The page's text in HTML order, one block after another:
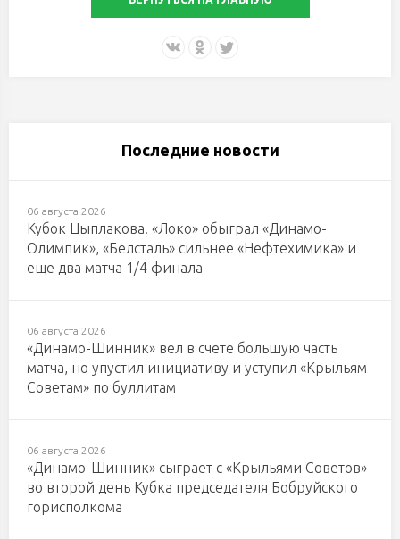
Последние новости
06 августа 2026
Кубок Цыплакова. «Локо» обыграл «Динамо-
Олимпик», «Белсталь» сильнее «Нефтехимика» и
еще два матча 1/4 финала
06 августа 2026
«Динамо-Шинник» вел в счете большую часть
матча, но упустил инициативу и уступил «Крыльям
Советам» по буллитам
06 августа 2026
«Динамо-Шинник» сыграет с «Крыльями Советов»
во второй день Кубка председателя Бобруйского
горисполкома